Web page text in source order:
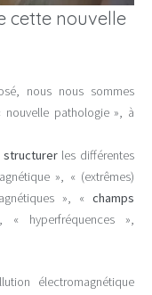
cette nouvelle
nous nous sommes
nouvelle pathologie », à
structurerles différentes
», « (extrêmes)
», « champs
« hyperfréquences »,
électromagnétique